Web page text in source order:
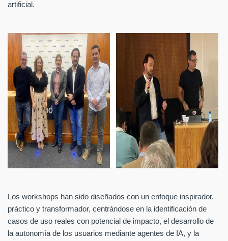
artificial.
Los workshops han sido diseñados con un enfoque inspirador,
práctico y transformador, centrándose en la identificación de
casos de uso reales con potencial de impacto, el desarrollo de
la autonomía de los usuarios mediante agentes de IA, y la